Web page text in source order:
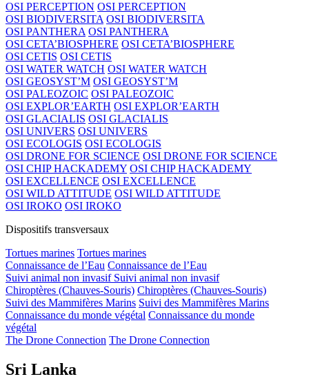
OSI PERCEPTION OSI PERCEPTION
OSI BIODIVERSITA OSI BIODIVERSITA
OSI PANTHERA OSI PANTHERA
OSI CETA’BIOSPHERE OSI CETA’BIOSPHERE
OSI CETIS OSI CETIS
OSI WATER WATCH OSI WATER WATCH
OSI GEOSYST’M OSI GEOSYST’M
OSI PALEOZOIC OSI PALEOZOIC
OSI EXPLOR’EARTH OSI EXPLOR’EARTH
OSI GLACIALIS OSI GLACIALIS
OSI UNIVERS OSI UNIVERS
OSI ECOLOGIS OSI ECOLOGIS
OSI DRONE FOR SCIENCE OSI DRONE FOR SCIENCE
OSI CHIP HACKADEMY OSI CHIP HACKADEMY
OSI EXCELLENCE OSI EXCELLENCE
OSI WILD ATTITUDE OSI WILD ATTITUDE
OSI IROKO OSI IROKO
Dispositifs transversaux
Tortues marines Tortues marines
Connaissance de l’Eau Connaissance de l’Eau
Suivi animal non invasif Suivi animal non invasif
Chiroptères (Chauves-Souris) Chiroptères (Chauves-Souris)
Suivi des Mammifères Marins Suivi des Mammifères Marins
Connaissance du monde végétal Connaissance du monde
végétal
The Drone Connection The Drone Connection
Sri Lanka